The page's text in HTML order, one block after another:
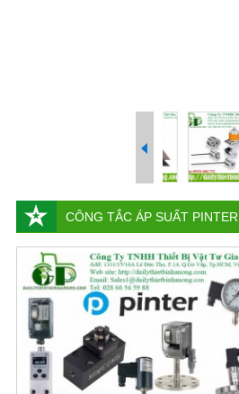
CÔNG TẮC ÁP SUẤT PINTER